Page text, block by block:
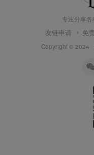
专注分享各
友链申请 免
Copyright © 2024 ·